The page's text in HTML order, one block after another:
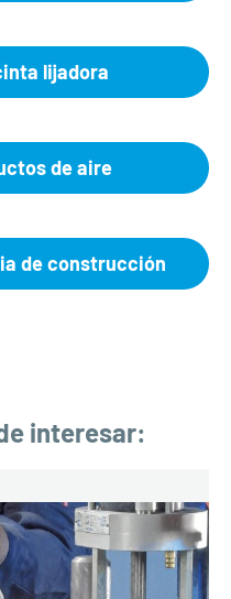
lijadora
de aire
de construcción
interesar: